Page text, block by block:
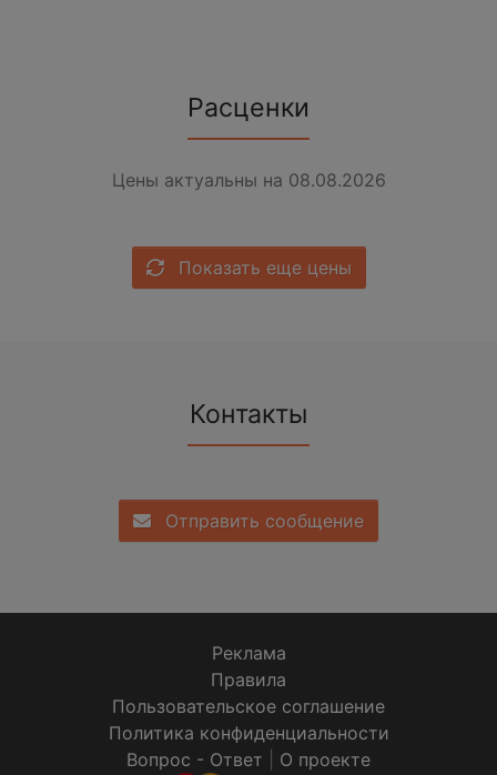
Расценки
Цены актуальны на 08.08.2026
Показать еще цены
Контакты
Отправить сообщение
Реклама
Правила
Пользовательское соглашение
Политика конфиденциальности
Вопрос - Ответ
О проекте